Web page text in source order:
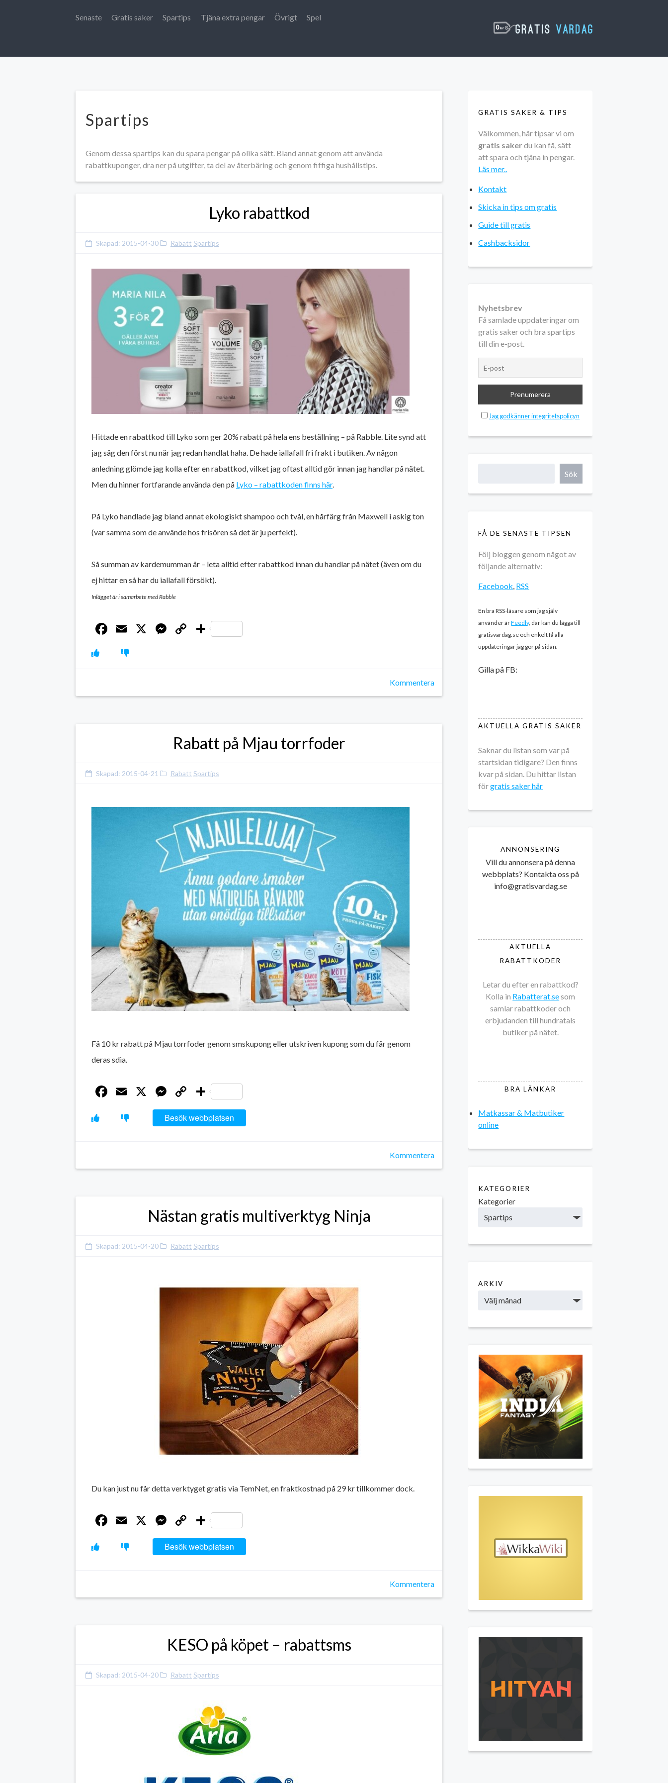
Senaste Gratis saker Spartips Tjäna extra pengar Övrigt Spel
Spartips
Genom dessa spartips kan du spara pengar på olika sätt. Bland annat genom att använda
rabattkuponger, dra ner på utgifter, ta del av återbäring och genom fiffiga hushållstips.
Lyko rabattkod
Skapad: 2015-04-30 Rabatt Spartips
Hittade en rabattkod till Lyko som ger 20% rabatt på hela ens beställning – på Rabble. Lite synd att
jag såg den först nu när jag redan handlat haha. De hade iallafall fri frakt i butiken. Av någon
anledning glömde jag kolla efter en rabattkod, vilket jag oftast alltid gör innan jag handlar på nätet.
Men du hinner fortfarande använda den på Lyko – rabattkoden finns här.
På Lyko handlade jag bland annat ekologiskt shampoo och tvål, en hårfärg från Maxwell i askig ton
(var samma som de använde hos frisören så det är ju perfekt).
Så summan av kardemumman är – leta alltid efter rabattkod innan du handlar på nätet (även om du
ej hittar en så har du iallafall försökt).
Inlägget är i samarbete med Rabble
Facebook
Email
X Messenger
CopyDela
Kommentera
Rabatt på Mjau torrfoder
Skapad: 2015-04-21 Rabatt Spartips
Få 10 kr rabatt på Mjau torrfoder genom smskupong eller utskriven kupong som du får genom
deras sdia.
Facebook
Email
X Messenger
Copy
Link
Dela
Besök webbplatsen
Kommentera
Nästan gratis multiverktyg Ninja
Skapad: 2015-04-20 Rabatt Spartips
Du kan just nu får detta verktyget gratis via TemNet, en fraktkostnad på 29 kr tillkommer dock.
Facebook
Email
X Messenger
Copy
Link
Dela
Besök webbplatsen
Kommentera
KESO på köpet – rabattsms
Skapad: 2015-04-20 Rabatt Spartips
GRATIS SAKER & TIPS
Välkommen, här tipsar vi om
gratis saker du kan få, sätt
att spara och tjäna in pengar.
Läs mer..
Kontakt
Skicka in tips om gratis
Guide till gratis
Cashbacksidor
Nyhetsbrev
Få samlade uppdateringar om
gratis saker och bra spartips
till din e-post.
Jag godkänner integritetspolicyn
Sök
FÅ DE SENASTE TIPSEN
Följ bloggen genom något av
följande alternativ:
Facebook RSS
En bra RSS-läsare som jag själv
använder ärFeedly, där kan du lägga till
gratisvardag.se och enkelt få alla
uppdateringar jag gör på sidan.
Gilla på FB:
AKTUELLA GRATIS SAKER
Saknar du listan som var på
startsidan tidigare? Den finns
kvar på sidan. Du hittar listan
förgratis saker här
ANNONSERING
Vill du annonsera på denna
webbplats? Kontakta oss på
info@gratisvardag.se
AKTUELLA
RABATTKODER
Letar du efter en rabattkod?
Kolla in Rabatterat.sesom
samlar rabattkoder och
erbjudanden till hundratals
butiker på nätet.
BRA LÄNKAR
Matkassar & Matbutiker
online
KATEGORIER
Kategorier
ARKIV